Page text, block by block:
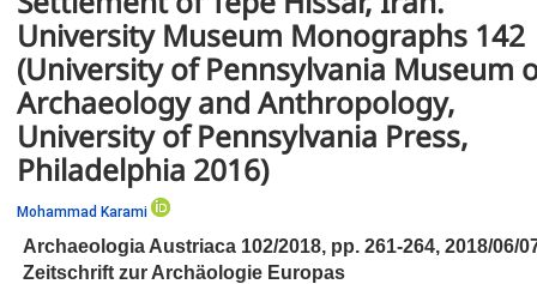
University Museum Monographs 142
(University of Pennsylvania Museum
Archaeology and Anthropology,
University of Pennsylvania Press,
Philadelphia 2016)
Mohammad Karami
Archaeologia Austriaca 102/2018, pp. 261-264, 2018/06/
Zeitschrift zur Archäologie Europas